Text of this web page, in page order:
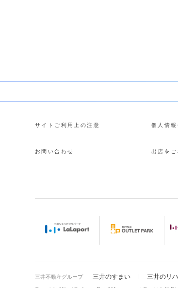
サイトご利用上の注意 個人情
お問い合わせ 出店を
三井不動産グループ 三井のすまい 三井のリ